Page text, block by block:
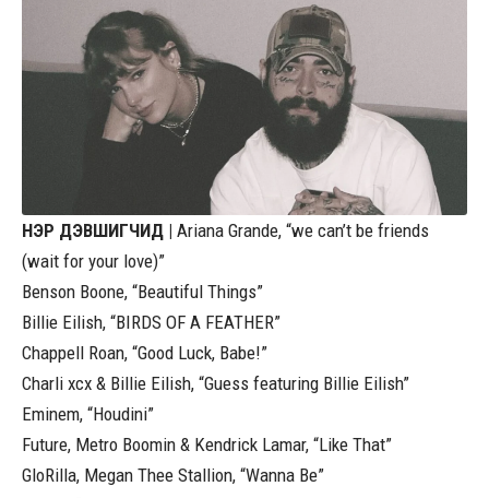
НЭР ДЭВШИГЧИД | Ariana Grande, “we can’t be friends
(wait for your love)”
Benson Boone, “Beautiful Things”
Billie Eilish, “BIRDS OF A FEATHER”
Chappell Roan, “Good Luck, Babe!”
Charli xcx & Billie Eilish, “Guess featuring Billie Eilish”
Eminem, “Houdini”
Future, Metro Boomin & Kendrick Lamar, “Like That”
GloRilla, Megan Thee Stallion, “Wanna Be”